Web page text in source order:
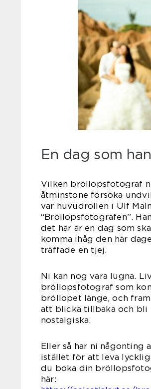
En dag som
Vilken bröllopsfotograf
åtminstone försöka
var huvudrollen i Ulf
“Bröllopsfotografen”.
det här är en dag som
komma ihåg den här
Ni kan nog vara lugna.
bröllopsfotograf som
bröllopet länge, och
att blicka tillbaka och bli
Eller så har ni
istället för att leva
du boka din